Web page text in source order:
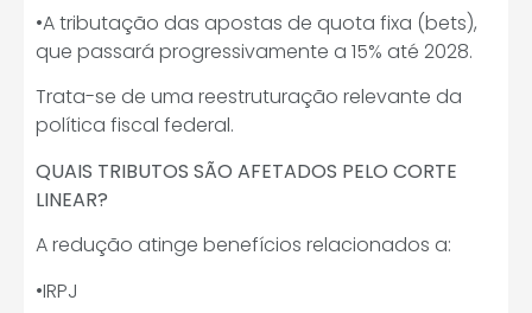
•A tributação das apostas de quota fixa (bets),
que passará progressivamente a 15% até 2028.
Trata-se de uma reestruturação relevante da
política fiscal federal.
QUAIS TRIBUTOS SÃO AFETADOS PELO CORTE
LINEAR?
A redução atinge benefícios relacionados a:
•IRPJ